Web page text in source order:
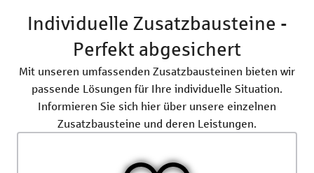
Individuelle Zusatzbausteine -
Perfekt abgesichert
Mit unseren umfassenden Zusatzbausteinen bieten wir
passende Lösungen für Ihre individuelle Situation.
Informieren Sie sich hier über unsere einzelnen
Zusatzbausteine und deren Leistungen.